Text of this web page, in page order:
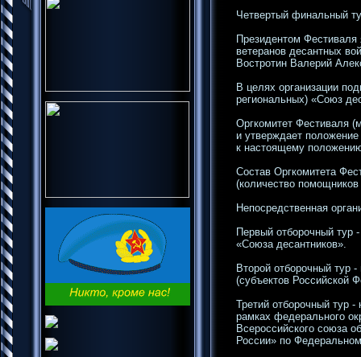
Четвертый финальный
Президентом
ветеранов десантных
Востротин Валерий
В целях организации
региональных) «Союз
Оргкомитет Фестиваля
и утверждает
к настоящему
Состав Оргкомитета
(количество
Непосредственная
Первый отборочный тур
«Союза десантников».
Второй отборочный тур
(субъектов Российской
Третий отборочный тур
рамках федерального
Всероссийского союза
России» по